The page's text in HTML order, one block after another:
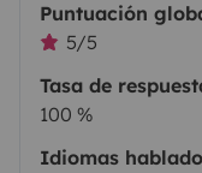
Puntuación
5/5
Tasa de
100 %
Idiomas